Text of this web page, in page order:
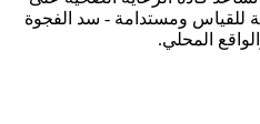
للقياس ومستدامة - سد الفجوة
المحلي.